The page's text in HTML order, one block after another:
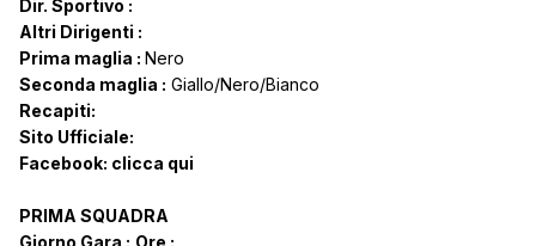
Dir. Sportivo :
Altri Dirigenti :
Prima maglia : Nero
Seconda maglia : Giallo/Nero/Bianco
Recapiti:
Sito Ufficiale:
Facebook: clicca qui
PRIMA SQUADRA
Giorno Gara : Ore :